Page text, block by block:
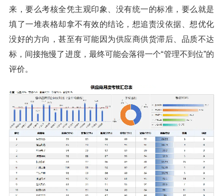
来，要么考核全凭主观印象、没有统一的标准，要么就是
填了一堆表格却拿不有效的结论，想追责没依据、想优化
没好的方向，甚至有可能因为供应商供货滞后、品质不达
标，间接拖慢了进度，最终可能会落得一个“管理不到位”的
评价。